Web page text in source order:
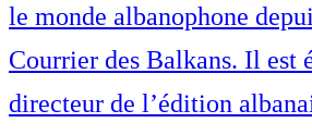
le monde albanophone
Courrier des Balkans. Il est
directeur de l’édition